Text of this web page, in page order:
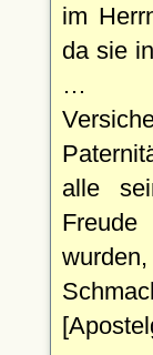
im
da sie
…
alle